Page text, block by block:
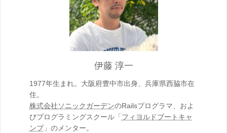
伊藤 淳一
1977年生まれ。大阪府豊中市出身、兵庫県西脇市在
住。
株式会社ソニックガーデンのRailsプログラマ、およ
びプログラミングスクール「 フィヨルドブートキャ
ンプ」のメンター。